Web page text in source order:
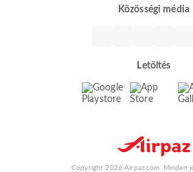
Közösségi média
Letöltés
Copyright 2026 Airpaz.com. Minden